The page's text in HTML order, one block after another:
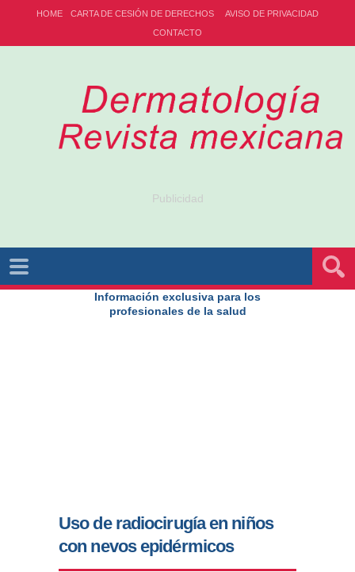
HOME CARTA DE CESIÓN DE DERECHOS
AVISO DE PRIVACIDAD
CONTACTO
Publicidad
Información exclusiva para los
profesionales de la salud
Uso de radiocirugía en niños
con nevos epidérmicos